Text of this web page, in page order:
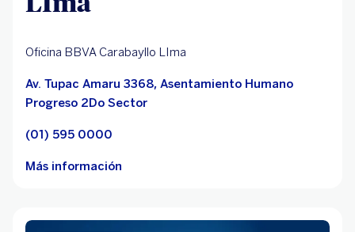
Oficina BBVA Carabayllo LIma
Av. Tupac Amaru 3368, Asentamiento Humano
Progreso 2Do Sector
(01) 595 0000
Más información